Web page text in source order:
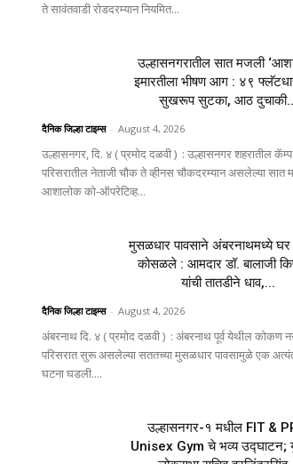
ते सावंतवाडी रोडदरम्यान नियमित...
उल्हासनगरातील सात मजली
इमारतीला भीषण आग : ४९
सुखरूप सुटका, आठ
दैनिक जिल्हा टाइम्स - August 4, 2026
उल्हासनगर, दि. ४ ( प्रमोद दळवी ) : उल्हासनगर शहरातील
परिसरातील नेताजी चौक ते व्हीनस चौकदरम्यान असलेल्या सात
आशालोक को-ऑपरेटिव्ह...
मुसळधार पावसाने अंबरनाथमध्ये घर
कोसळले : आमदार डॉ. बालाजी
यांची तातडीने धाव,...
दैनिक जिल्हा टाइम्स - August 4, 2026
अंबरनाथ दि. ४ ( प्रमोद दळवी ) : अंबरनाथ पूर्व येथील कोकण
परिसरात सुरू असलेल्या सततच्या मुसळधार पावसामुळे एक अत्यंत
घटना घडली....
उल्हासनगर-१ मधील FIT &
Unisex Gym चे भव्य उद्घाटन;